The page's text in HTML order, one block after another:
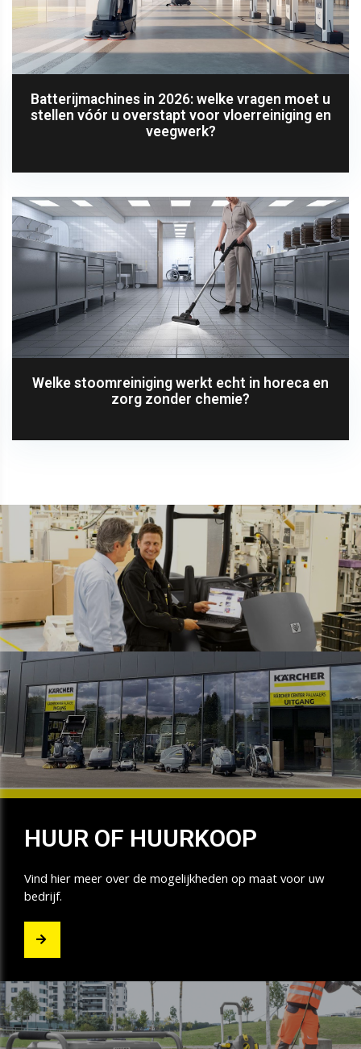
Batterijmachines in 2026: welke vragen moet u
stellen vóór u overstapt voor vloerreiniging en
veegwerk?
Welke stoomreiniging werkt echt in horeca en
zorg zonder chemie?
HUUR OF HUURKOOP
Vind hier meer over de mogelijkheden op maat voor uw
bedrijf.